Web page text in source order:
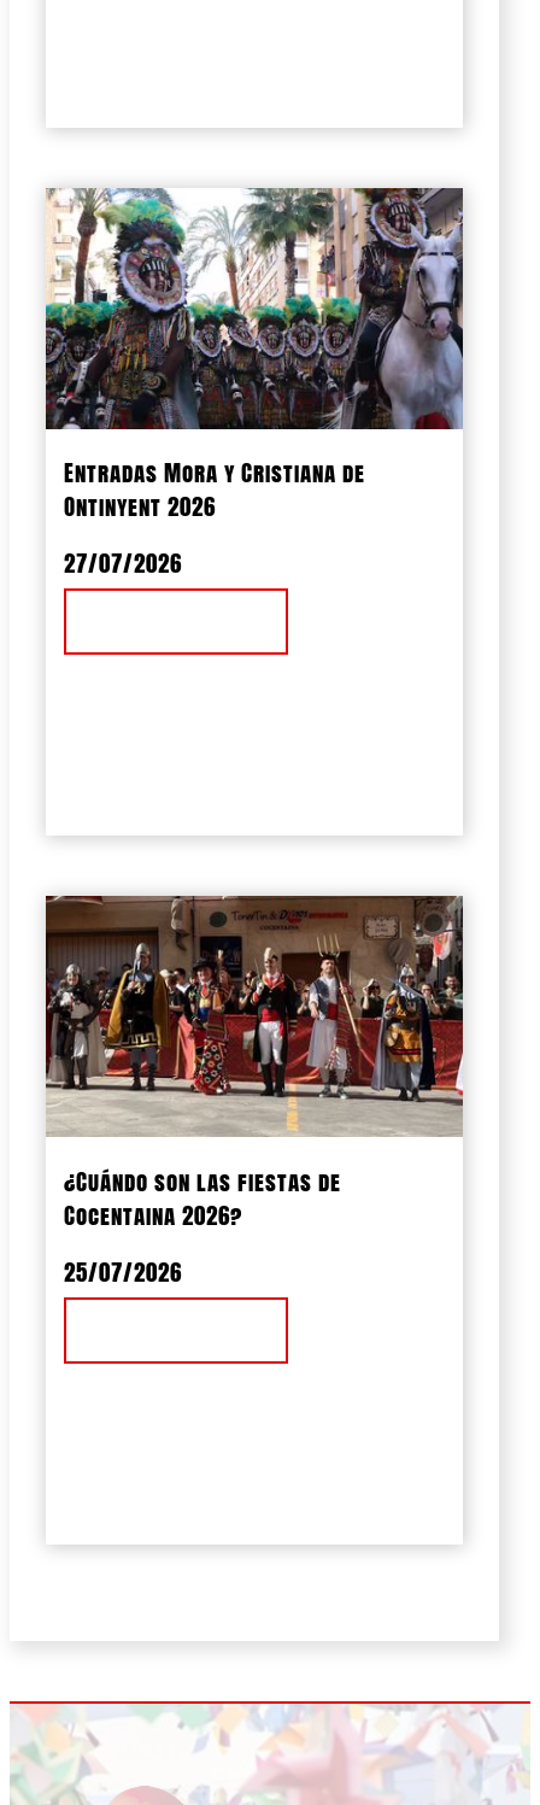
Entradas Mora y Cristiana de
Ontinyent 2026
27/07/2026
¿Cuándo son las fiestas de
Cocentaina 2026?
25/07/2026